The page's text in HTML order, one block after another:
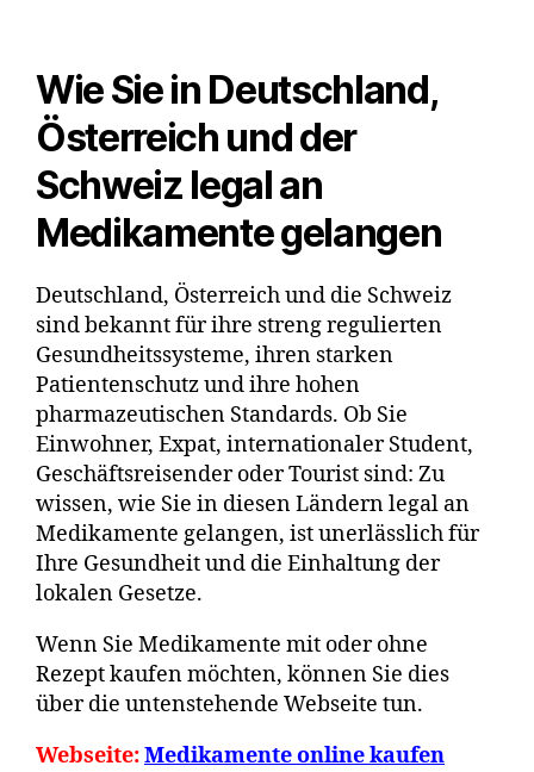
Wie Sie in Deutschland,
Österreich und der
Schweiz legal an
Medikamente gelangen
Deutschland, Österreich und die Schweiz
sind bekannt für ihre streng regulierten
Gesundheitssysteme, ihren starken
Patientenschutz und ihre hohen
pharmazeutischen Standards. Ob Sie
Einwohner, Expat, internationaler Student,
Geschäftsreisender oder Tourist sind: Zu
wissen, wie Sie in diesen Ländern legal an
Medikamente gelangen, ist unerlässlich für
Ihre Gesundheit und die Einhaltung der
lokalen Gesetze.
Wenn Sie Medikamente mit oder ohne
Rezept kaufen möchten, können Sie dies
über die untenstehende Webseite tun.
Webseite:Medikamente online kaufen